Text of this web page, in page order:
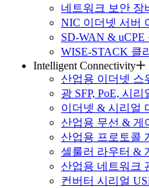
네트워크 보안 장
NIC 이더넷 서버
SD-WAN & uCPE
WISE-STACK 클
Intelligent Connectivity
산업용 이더넷 스
광 SFP, PoE, 시
이더넷 & 시리얼
산업용 무선 & 게
산업용 프로토콜
셀룰러 라우터 &
산업용 네트워크
컨버터 시리얼